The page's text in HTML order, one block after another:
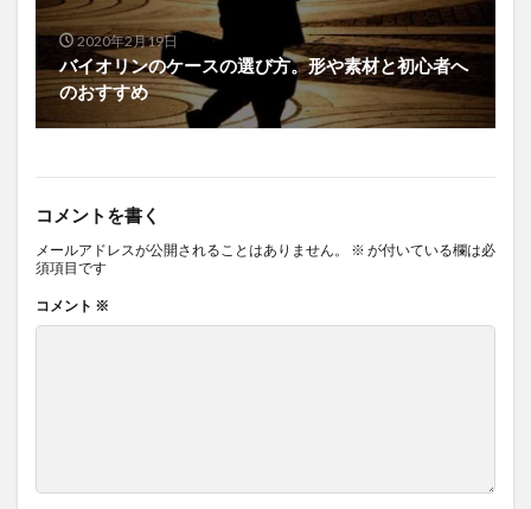
2020年2月19日
バイオリンのケースの選び方。形や素材と初心者へ
のおすすめ
コメントを書く
メールアドレスが公開されることはありません。 ※ が付いている欄は必
須項目です
コメント ※